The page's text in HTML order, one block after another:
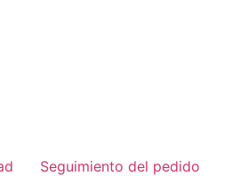
Seguimiento del pedido